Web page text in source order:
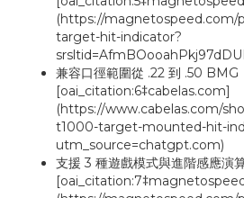
(https://magnetospeed.com/
target-hit-indicator?
兼容口徑範圍從 .22 到 .50 BMG
[oai_citation:6‡cabelas.com]
(https://www.cabelas.com/
t1000-target-mounted-hit-
utm_source=chatgpt.com)
支援 3 種遊戲模式與進階感應演